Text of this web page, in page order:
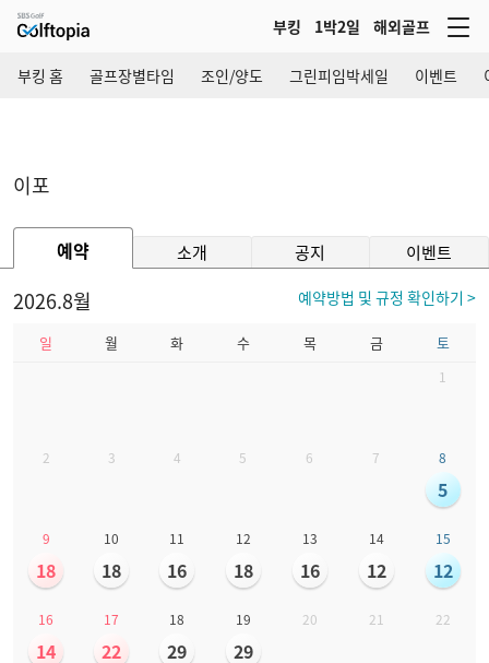
부킹 1박2일 해외골프
부킹 홈 골프장별타임 조인/양도 그린피임박세일 이벤트
이포
예약 소개 공지 이벤트
2026.8월 예약방법 및 규정 확인하기 >
일 월 화 수 목 금 토
1
2 3 4 5 6 7 8
5
9
18
10
18
11
16
12
18
13
16
14
12
15
12
16
14
17
22
18
29
19
29
20 21 22